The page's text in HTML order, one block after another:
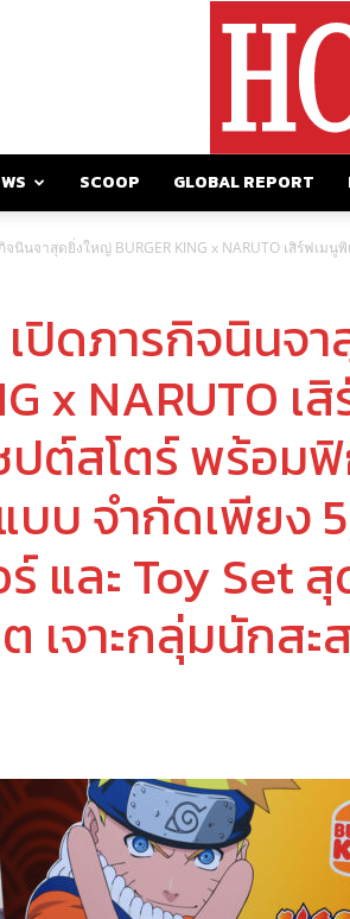
SCOOP GLOBAL REPORT
จนินจาสุดยิ่งใหญ่ BURGER KING x NARUTO เสิร์ฟเ
เปิดภารกิจนินจ
x NARUTO เ
ต์สโตร์ พร้อม
บบ จำกัดเพียง
และ Toy Set
เจาะกลุ่มนักส